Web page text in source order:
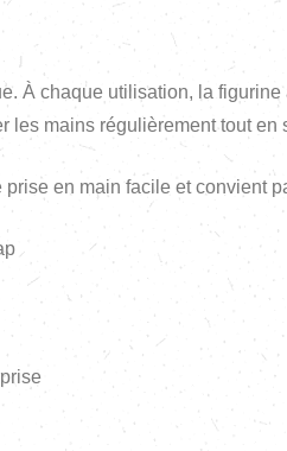
À chaque utilisation, la
mains régulièrement tout en
en main facile et convient